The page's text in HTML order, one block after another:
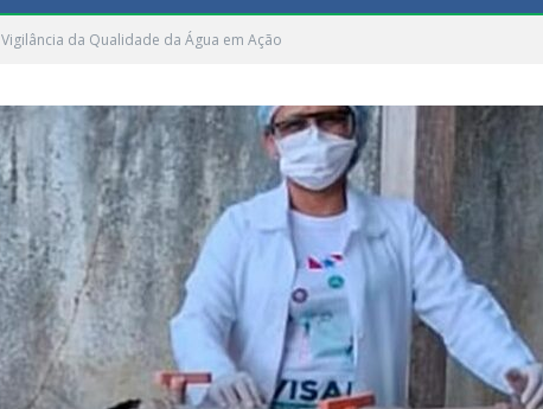
Vigilância da Qualidade da Água em Ação